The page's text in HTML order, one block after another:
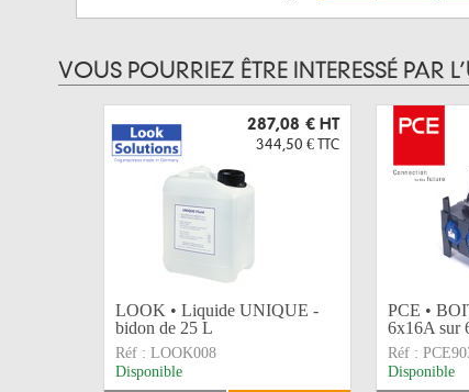
VOUS POURRIEZ ÊTRE INTERESSÉ PAR
287,08 € HT
344,50 € TTC
LOOK • Liquide UNIQUE -
bidon de 25 L
Réf : LOOK008
Disponible
PCE •
6x16A sur
Réf :
Disponible